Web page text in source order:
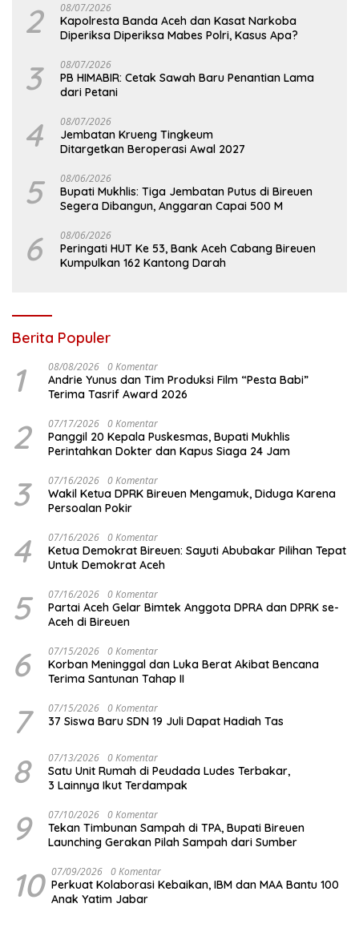
2 08/07/2026
Kapolresta Banda Aceh dan Kasat Narkoba
Diperiksa Diperiksa Mabes Polri, Kasus Apa?
3 08/07/2026
PB HIMABIR: Cetak Sawah Baru Penantian Lama
dari Petani
4 08/07/2026
Jembatan Krueng Tingkeum
Ditargetkan Beroperasi Awal 2027
5 08/06/2026
Bupati Mukhlis: Tiga Jembatan Putus di Bireuen
Segera Dibangun, Anggaran Capai 500 M
6 08/06/2026
Peringati HUT Ke 53, Bank Aceh Cabang Bireuen
Kumpulkan 162 Kantong Darah
Berita Populer
1 08/08/2026 0 Komentar
Andrie Yunus dan Tim Produksi Film “Pesta Babi”
Terima Tasrif Award 2026
2 07/17/2026 0 Komentar
Panggil 20 Kepala Puskesmas, Bupati Mukhlis
Perintahkan Dokter dan Kapus Siaga 24 Jam
3 07/16/2026 0 Komentar
Wakil Ketua DPRK Bireuen Mengamuk, Diduga Karena
Persoalan Pokir
4 07/16/2026 0 Komentar
Ketua Demokrat Bireuen: Sayuti Abubakar Pilihan Tepat
Untuk Demokrat Aceh
5 07/16/2026 0 Komentar
Partai Aceh Gelar Bimtek Anggota DPRA dan DPRK se-
Aceh di Bireuen
6 07/15/2026 0 Komentar
Korban Meninggal dan Luka Berat Akibat Bencana
Terima Santunan Tahap II
7 07/15/2026 0 Komentar
37 Siswa Baru SDN 19 Juli Dapat Hadiah Tas
8 07/13/2026 0 Komentar
Satu Unit Rumah di Peudada Ludes Terbakar,
3 Lainnya Ikut Terdampak
9 07/10/2026 0 Komentar
Tekan Timbunan Sampah di TPA, Bupati Bireuen
Launching Gerakan Pilah Sampah dari Sumber
10 07/09/2026 0 Komentar
Perkuat Kolaborasi Kebaikan, IBM dan MAA Bantu 100
Anak Yatim Jabar